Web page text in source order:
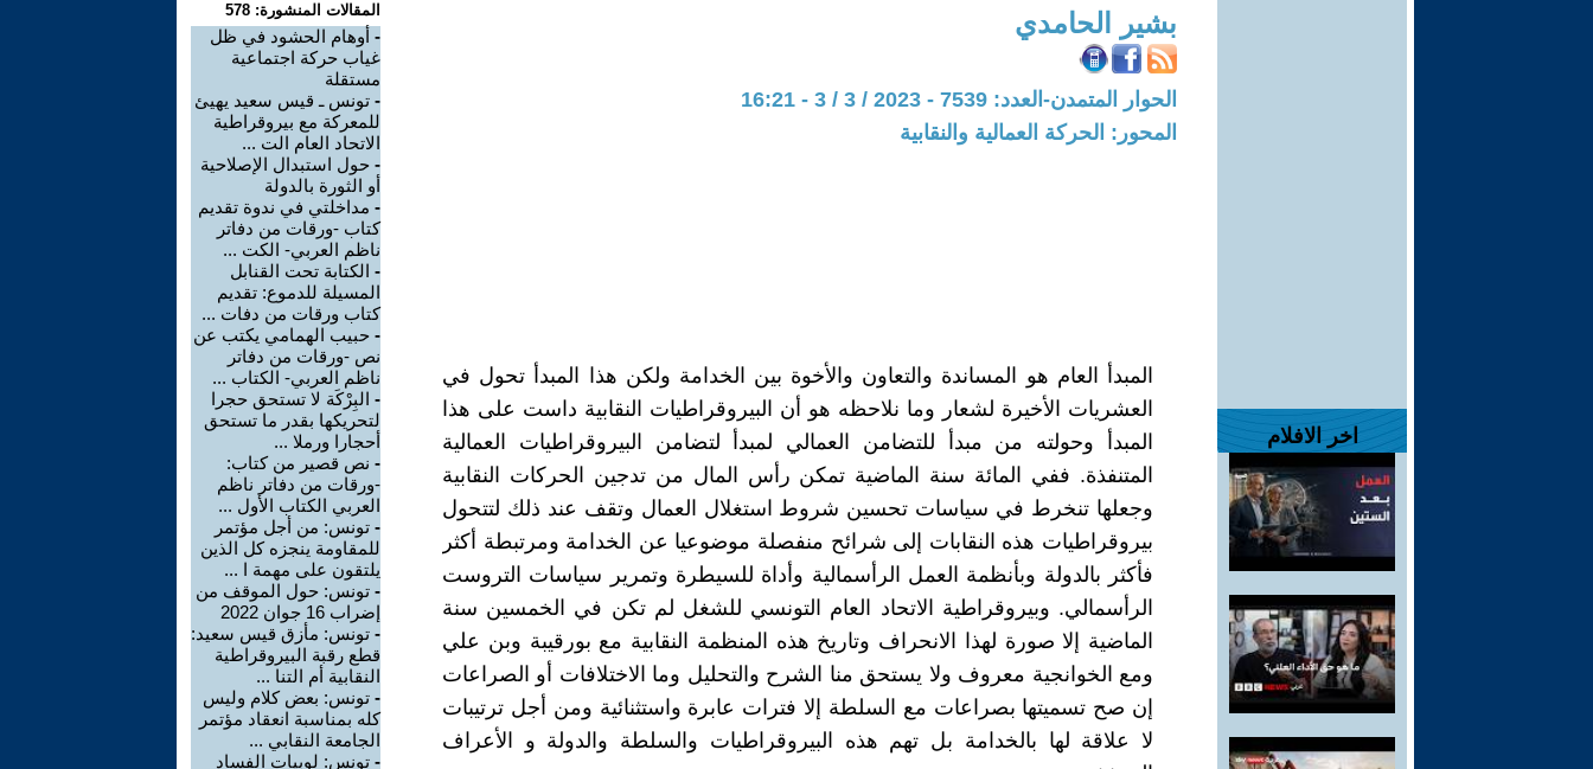
اخر الافلام
بشير الحامدي
الحوار المتمدن-العدد: 7539 - 2023 / 3 / 3 - 16:21
المحور: الحركة العمالية والنقابية
المبدأ العام هو المساندة والتعاون والأخوة بين الخدامة ولكن هذا المبدأ تحول في
العشريات الأخيرة لشعار وما نلاحظه هو أن البيروقراطيات النقابية داست على هذا
المبدأ وحولته من مبدأ للتضامن العمالي لمبدأ لتضامن البيروقراطيات العمالية
المتنفذة. ففي المائة سنة الماضية تمكن رأس المال من تدجين الحركات النقابية
وجعلها تنخرط في سياسات تحسين شروط استغلال العمال وتقف عند ذلك لتتحول
بيروقراطيات هذه النقابات إلى شرائح منفصلة موضوعيا عن الخدامة ومرتبطة أكثر
فأكثر بالدولة وبأنظمة العمل الرأسمالية وأداة للسيطرة وتمرير سياسات التروست
الرأسمالي. وبيروقراطية الاتحاد العام التونسي للشغل لم تكن في الخمسين سنة
الماضية إلا صورة لهذا الانحراف وتاريخ هذه المنظمة النقابية مع بورقيبة وبن علي
ومع الخوانجية معروف ولا يستحق منا الشرح والتحليل وما الاختلافات أو الصراعات
إن صح تسميتها بصراعات مع السلطة إلا فترات عابرة واستثنائية ومن أجل ترتيبات
لا علاقة لها بالخدامة بل تهم هذه البيروقراطيات والسلطة والدولة و الأعراف
المقالات المنشورة: 578
- أوهام الحشود في ظل
غياب حركة اجتماعية
مستقلة
- تونس ـ قيس سعيد يهيئ
للمعركة مع بيروقراطية
الاتحاد العام الت ...
- حول استبدال الإصلاحية
أو الثورة بالدولة
- مداخلتي في ندوة تقديم
كتاب -ورقات من دفاتر
ناظم العربي- الكت ...
- الكتابة تحت القنابل
المسيلة للدموع: تقديم
كتاب ورقات من دفات ...
- حبيب الهمامي يكتب عن
نص -ورقات من دفاتر
ناظم العربي- الكتاب ...
- البِرْكَة لا تستحق حجرا
لتحريكها بقدر ما تستحق
أحجارا ورملا ...
- نص قصير من كتاب:
-ورقات من دفاتر ناظم
العربي الكتاب الأول ...
- تونس: من أجل مؤتمر
للمقاومة ينجزه كل الذين
يلتقون على مهمة ا ...
- تونس: حول الموقف من
إضراب 16 جوان 2022
- تونس: مأزق قيس سعيد:
قطع رقبة البيروقراطية
النقابية أم التنا ...
- تونس: بعض كلام وليس
كله بمناسبة انعقاد مؤتمر
الجامعة النقابي ...
- تونس: لوبيات الفساد